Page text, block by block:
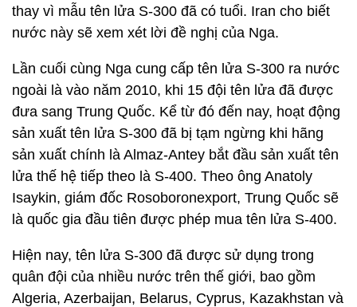
thay vì mẫu tên lửa S-300 đã có tuổi. Iran cho biết
nước này sẽ xem xét lời đề nghị của Nga.
Lần cuối cùng Nga cung cấp tên lửa S-300 ra nước
ngoài là vào năm 2010, khi 15 đội tên lửa đã được
đưa sang Trung Quốc. Kể từ đó đến nay, hoạt động
sản xuất tên lửa S-300 đã bị tạm ngừng khi hãng
sản xuất chính là Almaz-Antey bắt đầu sản xuất tên
lửa thế hệ tiếp theo là S-400. Theo ông Anatoly
Isaykin, giám đốc Rosoboronexport, Trung Quốc sẽ
là quốc gia đầu tiên được phép mua tên lửa S-400.
Hiện nay, tên lửa S-300 đã được sử dụng trong
quân đội của nhiều nước trên thế giới, bao gồm
Algeria, Azerbaijan, Belarus, Cyprus, Kazakhstan và